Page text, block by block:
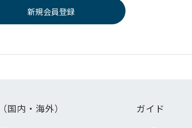
国内・海外） ガイド